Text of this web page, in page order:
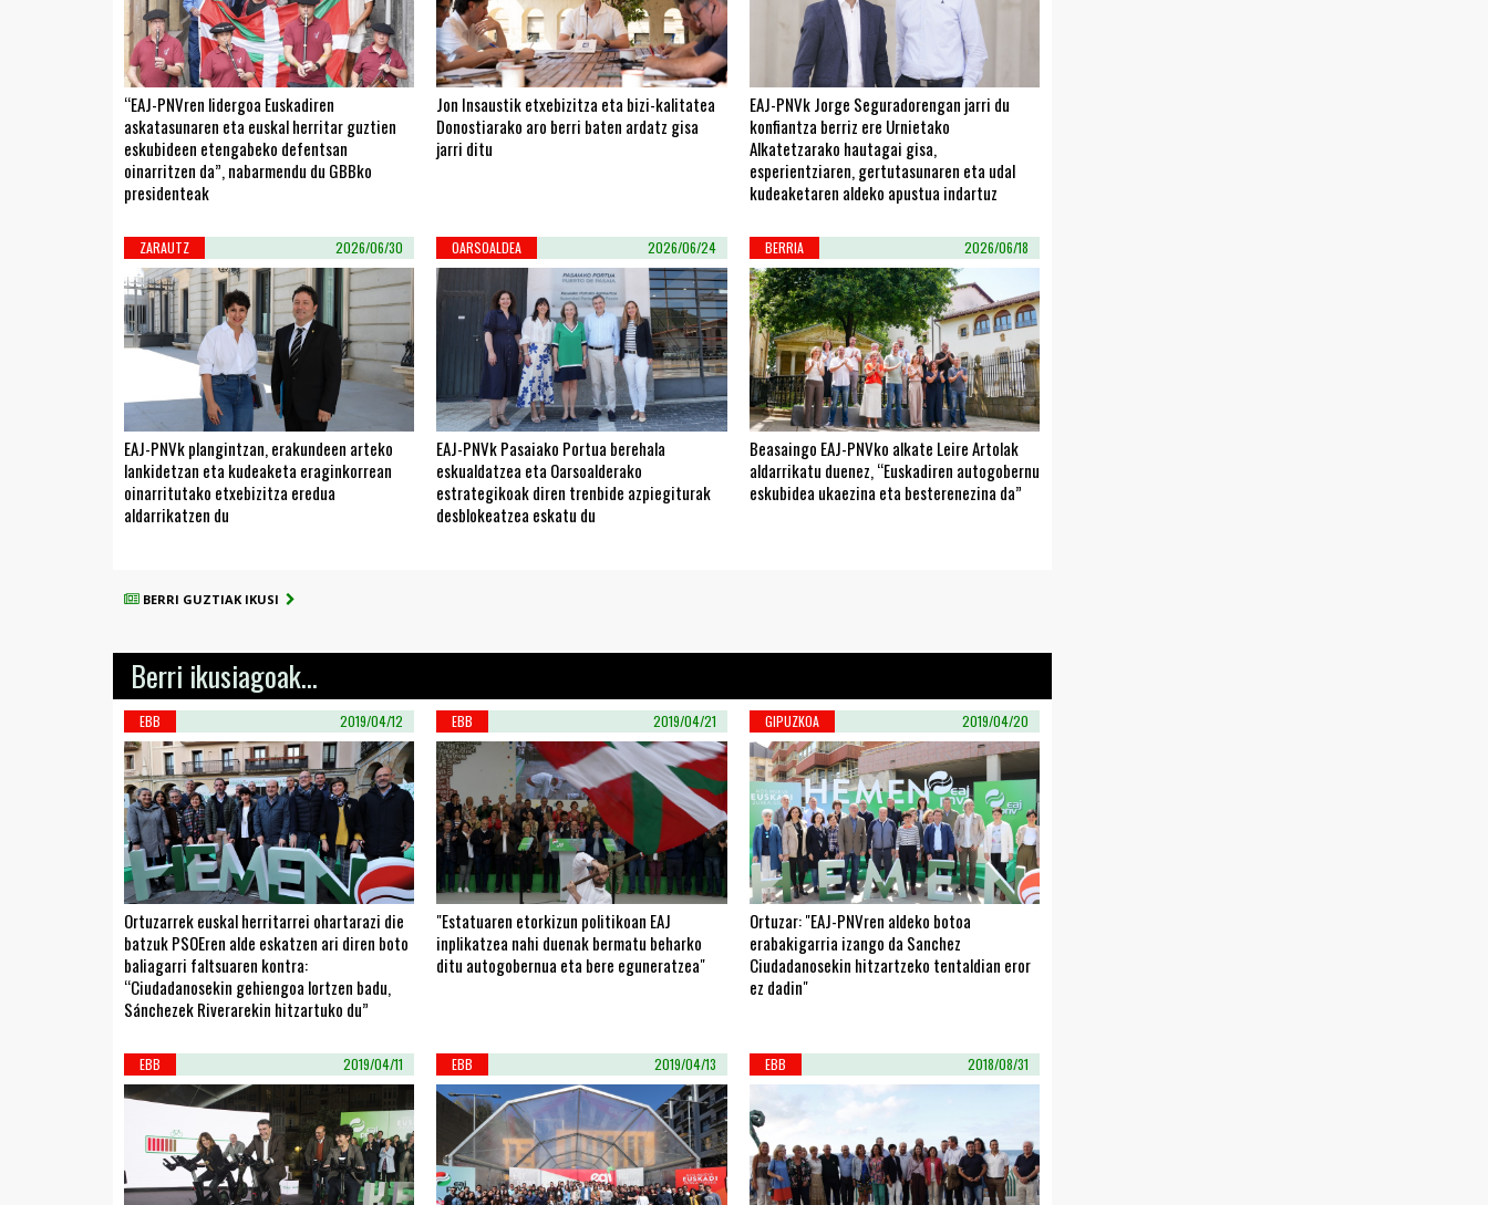
“EAJ-PNVren lidergoa Euskadiren
askatasunaren eta euskal herritar guztien
eskubideen etengabeko defentsan
oinarritzen da”, nabarmendu du GBBko
presidenteak
Jon Insaustik etxebizitza eta bizi-kalitatea
Donostiarako aro berri baten ardatz gisa
jarri ditu
EAJ-PNVk Jorge Seguradorengan jarri du
konfiantza berriz ere Urnietako
Alkatetzarako hautagai gisa,
esperientziaren, gertutasunaren eta udal
kudeaketaren aldeko apustua indartuz
ZARAUTZ 2026/06/30
EAJ-PNVk plangintzan, erakundeen arteko
lankidetzan eta kudeaketa eraginkorrean
oinarritutako etxebizitza eredua
aldarrikatzen du
OARSOALDEA 2026/06/24
EAJ-PNVk Pasaiako Portua berehala
eskualdatzea eta Oarsoalderako
estrategikoak diren trenbide azpiegiturak
desblokeatzea eskatu du
BERRIA 2026/06/18
Beasaingo EAJ-PNVko alkate Leire Artolak
aldarrikatu duenez, “Euskadiren autogobernu
eskubidea ukaezina eta besterenezina da”
BERRI GUZTIAK IKUSI
Berri ikusiagoak...
EBB 2019/04/12
Ortuzarrek euskal herritarrei ohartarazi die
batzuk PSOEren alde eskatzen ari diren boto
baliagarri faltsuaren kontra:
“Ciudadanosekin gehiengoa lortzen badu,
Sánchezek Riverarekin hitzartuko du”
EBB 2019/04/21
"Estatuaren etorkizun politikoan EAJ
inplikatzea nahi duenak bermatu beharko
ditu autogobernua eta bere eguneratzea"
GIPUZKOA 2019/04/20
Ortuzar: "EAJ-PNVren aldeko botoa
erabakigarria izango da Sanchez
Ciudadanosekin hitzartzeko tentaldian eror
ez dadin"
EBB 2019/04/11 EBB 2019/04/13 EBB 2018/08/31